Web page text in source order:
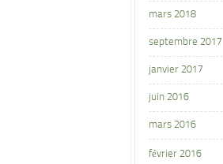
mars 2018
septembre 2017
janvier 2017
juin 2016
mars 2016
février 2016